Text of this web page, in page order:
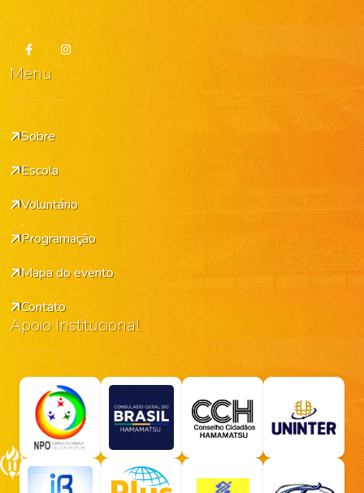
Menu
Sobre
Escola
Voluntário
Programação
Mapa do evento
Contato
Apoio Institucional